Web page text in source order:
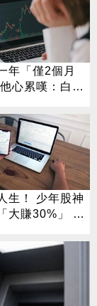
年「僅2個月
心累嘆：白忙
生！ 少年股神
大賺30%」 網
就加入